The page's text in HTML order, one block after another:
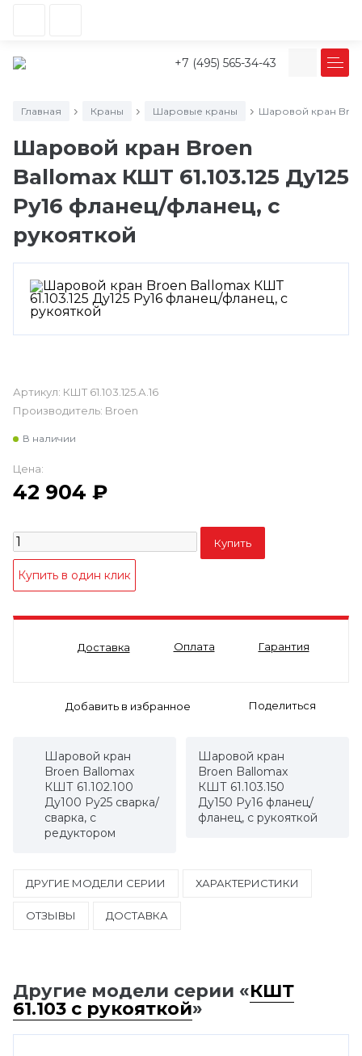
+7 (495) 565-34-43
Главная / Краны / Шаровые краны / Шаровой кран
Шаровой кран Broen
Ballomax КШТ 61.103.125 Ду125
Ру16 фланец/фланец, с
рукояткой
Артикул: КШТ 61.103.125.А.16
Производитель: Broen
В наличии
Цена:
42 904 ₽
Доставка Оплата Гарантия
Поделиться
Шаровой кран
Broen Ballomax
КШТ 61.102.100
Ду100 Ру25 сварка/
сварка, с
редуктором
Шаровой кран
Broen Ballomax
КШТ 61.103.150
Ду150 Ру16 фланец/
фланец, с рукояткой
ДРУГИЕ МОДЕЛИ СЕРИИ ХАРАКТЕРИСТИКИ
ОТЗЫВЫ ДОСТАВКА
Другие модели серии «КШТ
61.103 с рукояткой»